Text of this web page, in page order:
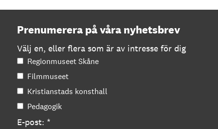
Prenumerera på våra nyhetsbrev
Välj en, eller flera som är av intresse för dig
Regionmuseet Skåne
Filmmuseet
Kristianstads konsthall
Pedagogik
E-post: *